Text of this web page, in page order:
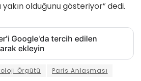
olduğunu gösteriyor” dedi.
Google'da tercih edilen
ekleyin
Örgütü
Paris Anlaşması